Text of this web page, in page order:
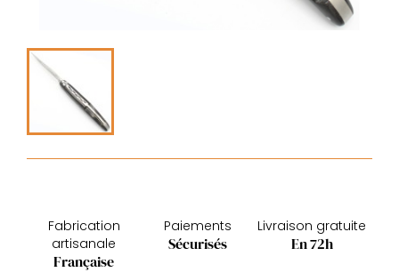
Fabrication
artisanale
Française
Paiements
Sécurisés
Livraison gratuite
En 72h